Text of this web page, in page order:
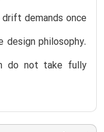
demands once
design philosophy.
do not take fully